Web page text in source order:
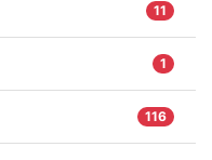
11
1
116